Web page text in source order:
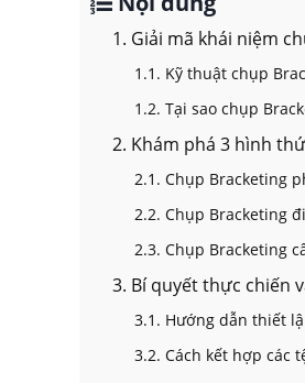
1. Giải mã khái niệm
1.1. Kỹ thuật chụp
1.2. Tại sao chụp
2. Khám phá 3 hình
2.1. Chụp Bracketing
2.2. Chụp Bracketing
2.3. Chụp Bracketing
3. Bí quyết thực chiến
3.1. Hướng dẫn thiết
3.2. Cách kết hợp các